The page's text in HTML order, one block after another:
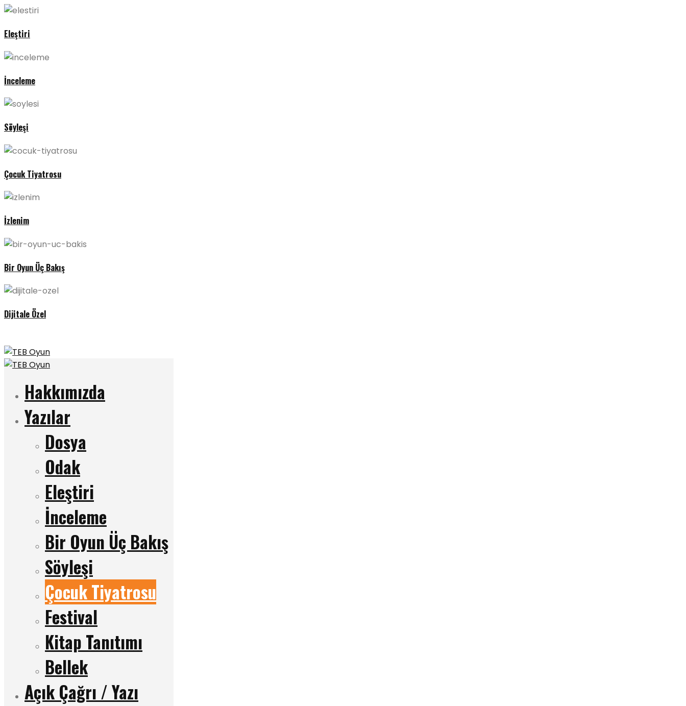
Eleştiri
İnceleme
Söyleşi
Çocuk Tiyatrosu
İzlenim
Bir Oyun Üç Bakış
Dijitale Özel
Hakkımızda
Yazılar
Dosya
Odak
Eleştiri
İnceleme
Bir Oyun Üç Bakış
Söyleşi
Çocuk Tiyatrosu
Festival
Kitap Tanıtımı
Bellek
Açık Çağrı / Yazı